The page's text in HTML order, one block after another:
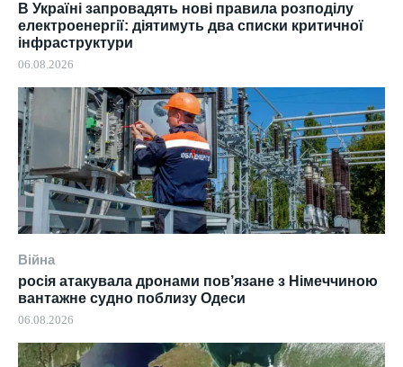
В Україні запровадять нові правила розподілу
електроенергії: діятимуть два списки критичної
інфраструктури
06.08.2026
Війна
росія атакувала дронами пов’язане з Німеччиною
вантажне судно поблизу Одеси
06.08.2026